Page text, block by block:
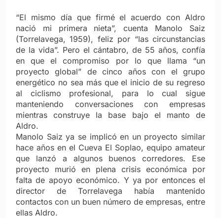
“El mismo día que firmé el acuerdo con Aldro
nació mi primera nieta”, cuenta Manolo Saiz
(Torrelavega, 1959), feliz por “las circunstancias
de la vida”. Pero el cántabro, de 55 años, confía
en que el compromiso por lo que llama “un
proyecto global” de cinco años con el grupo
energético no sea más que el inicio de su regreso
al ciclismo profesional, para lo cual sigue
manteniendo conversaciones con empresas
mientras construye la base bajo el manto de
Aldro.
Manolo Saiz ya se implicó en un proyecto similar
hace años en el Cueva El Soplao, equipo amateur
que lanzó a algunos buenos corredores. Ese
proyecto murió en plena crisis económica por
falta de apoyo económico. Y ya por entonces el
director de Torrelavega había mantenido
contactos con un buen número de empresas, entre
ellas Aldro.